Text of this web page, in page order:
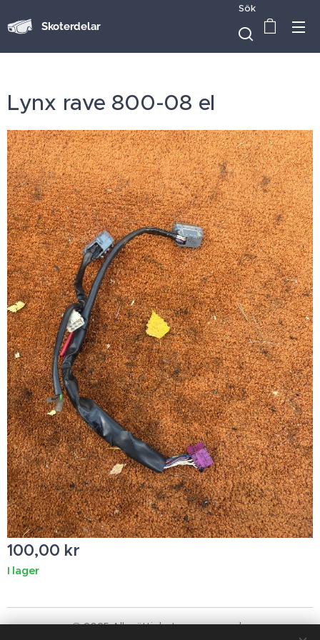
Skoterdelar
Sök
Lynx rave 800-08 el
100,00 kr
I lager
© 2025 Alla rättigheter reserverade